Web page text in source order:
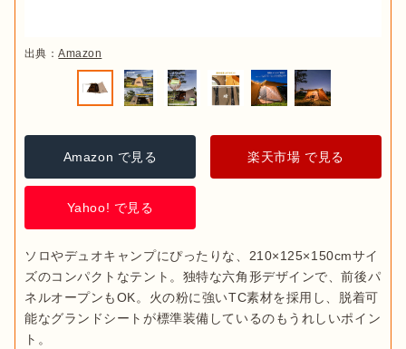
出典：Amazon
Amazon で見る 楽天市場 で見る
Yahoo! で見る
ソロやデュオキャンプにぴったりな、210×125×150cmサイ
ズのコンパクトなテント。独特な六角形デザインで、前後パ
ネルオープンもOK。火の粉に強いTC素材を採用し、脱着可
能なグランドシートが標準装備しているのもうれしいポイン
ト。